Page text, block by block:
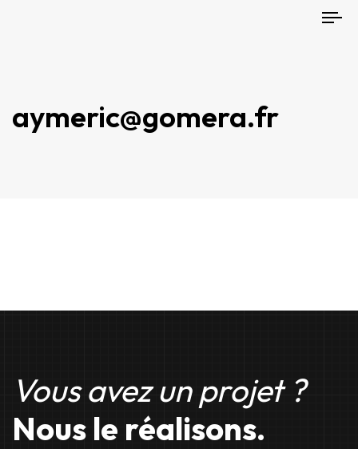
aymeric@gomera.fr
Vous avez un projet ?
Nous le réalisons.